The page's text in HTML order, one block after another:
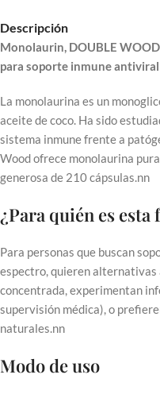
Descripción
Monolaurin, DOUBLE
para soporte inmune
La monolaurina es un
aceite de coco. Ha sido
sistema inmune frente a
Wood ofrece monolaurina
generosa de 210 cápsulas.nn
¿Para quién es
Para personas que buscan
espectro, quieren alternativas
concentrada, experimentan
supervisión médica), o
naturales.nn
Modo de uso